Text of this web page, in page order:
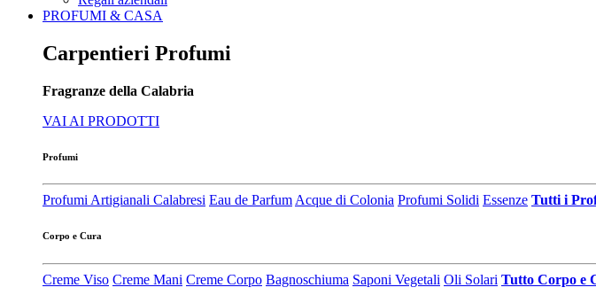
PROFUMI & CASA
Carpentieri Profumi
Fragranze della Calabria
VAI AI PRODOTTI
Profumi
Profumi Artigianali Calabresi Eau de ParfumAcque di Colonia Profumi Solidi Essenze Tutti i
Corpo e Cura
Creme Viso Creme Mani Creme Corpo Bagnoschiuma Saponi Vegetali Oli Solari Tutto Corpo e